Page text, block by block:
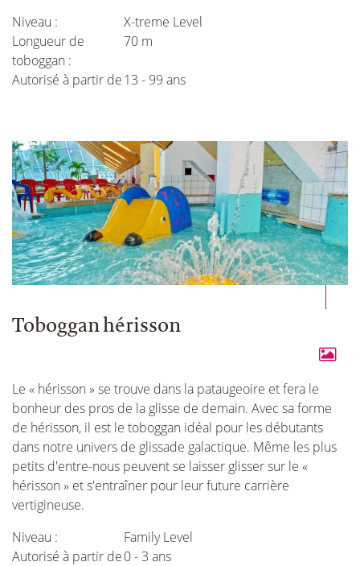
Niveau :
X-treme Level
Longueur de
toboggan :
70 m
Autorisé à partir de13 - 99 ans
Toboggan hérisson
Le « hérisson » se trouve dans la pataugeoire et fera le
bonheur des pros de la glisse de demain. Avec sa forme
de hérisson, il est le toboggan idéal pour les débutants
dans notre univers de glissade galactique. Même les plus
petits d'entre-nous peuvent se laisser glisser sur le «
hérisson » et s'entraîner pour leur future carrière
vertigineuse.
Niveau :
Family Level
Autorisé à partir de0 - 3 ans